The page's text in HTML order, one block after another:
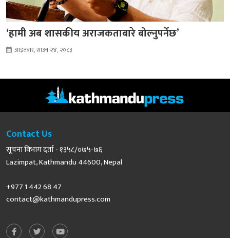
‘हामी अब शासकीय अराजकताबारे बोल्नुपर्नेछ’
आइतबार, साउन २४, २०८३
Contact Us
सूचना विभाग दर्ता - १३५८/०७५-७६
Lazimpat, Kathmandu 44600, Nepal
+977 1 442 68 47
contact@kathmandupress.com